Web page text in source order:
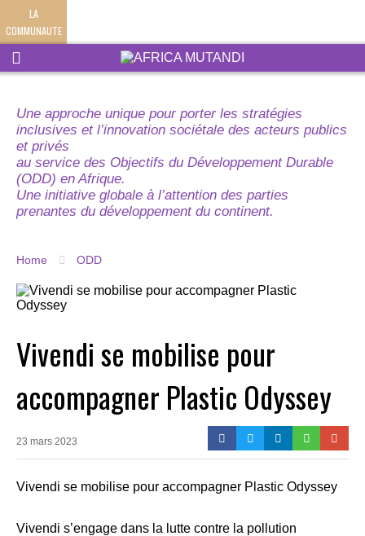
LA
COMMUNAUTE
Une approche unique pour porter les stratégies
inclusives et l’innovation sociétale des acteurs publics
et privés
au service des Objectifs du Développement Durable
(ODD) en Afrique.
Une initiative globale à l’attention des parties
prenantes du développement du continent.
Home ODD
Vivendi se mobilise pour
accompagner Plastic Odyssey
23 mars 2023
Vivendi se mobilise pour accompagner Plastic Odyssey
Vivendi s’engage dans la lutte contre la pollution